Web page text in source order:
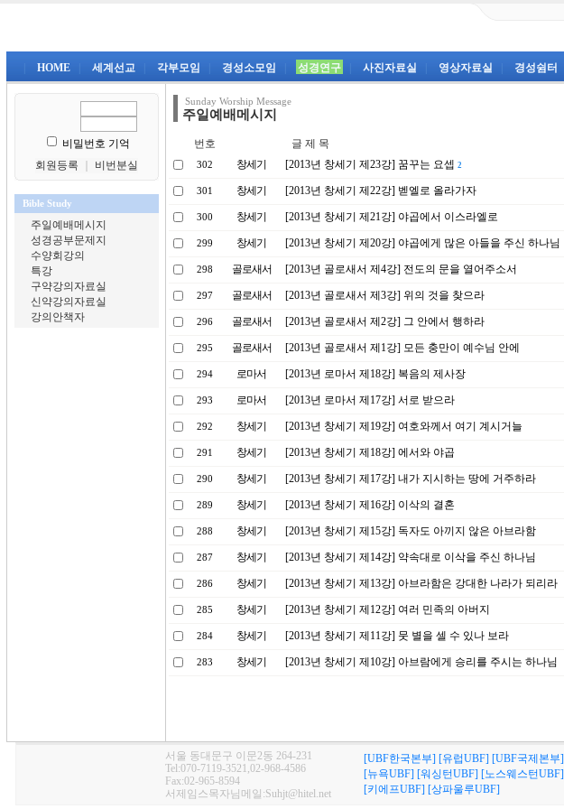
HOME 세계선교 각부모임 경성소모임 성경연구 사진자료실 영상자료실 경성쉼터
비밀번호 기억
회원등록
비번분실
Bible Study
주일예배메시지
성경공부문제지
수양회강의
특강
구약강의자료실
신약강의자료실
강의안책자
Sunday Worship Message
주일예배메시지
번호 글 제 목
302 창세기 [2013년 창세기 제23강] 꿈꾸는 요셉 2
301 창세기 [2013년 창세기 제22강] 벧엘로 올라가자
300 창세기 [2013년 창세기 제21강] 야곱에서 이스라엘로
299 창세기 [2013년 창세기 제20강] 야곱에게 많은 아들을 주신 하나님
298 골로새서 [2013년 골로새서 제4강] 전도의 문을 열어주소서
297 골로새서 [2013년 골로새서 제3강] 위의 것을 찾으라
296 골로새서 [2013년 골로새서 제2강] 그 안에서 행하라
295 골로새서 [2013년 골로새서 제1강] 모든 충만이 예수님 안에
294 로마서 [2013년 로마서 제18강] 복음의 제사장
293 로마서 [2013년 로마서 제17강] 서로 받으라
292 창세기 [2013년 창세기 제19강] 여호와께서 여기 계시거늘
291 창세기 [2013년 창세기 제18강] 에서와 야곱
290 창세기 [2013년 창세기 제17강] 내가 지시하는 땅에 거주하라
289 창세기 [2013년 창세기 제16강] 이삭의 결혼
288 창세기 [2013년 창세기 제15강] 독자도 아끼지 않은 아브라함
287 창세기 [2013년 창세기 제14강] 약속대로 이삭을 주신 하나님
286 창세기 [2013년 창세기 제13강] 아브라함은 강대한 나라가 되리라
285 창세기 [2013년 창세기 제12강] 여러 민족의 아버지
284 창세기 [2013년 창세기 제11강] 뭇 별을 셀 수 있나 보라
283 창세기 [2013년 창세기 제10강] 아브람에게 승리를 주시는 하나님
서울 동대문구 이문2동 264-231
Tel:070-7119-3521,02-968-4586
Fax:02-965-8594
서제임스목자님메일:Suhjt@hitel.net
[UBF한국본부] [유럽UBF] [UBF국제본부]
[뉴욕UBF] [워싱턴UBF] [노스웨스턴UBF]
[키에프UBF] [상파울루UBF]